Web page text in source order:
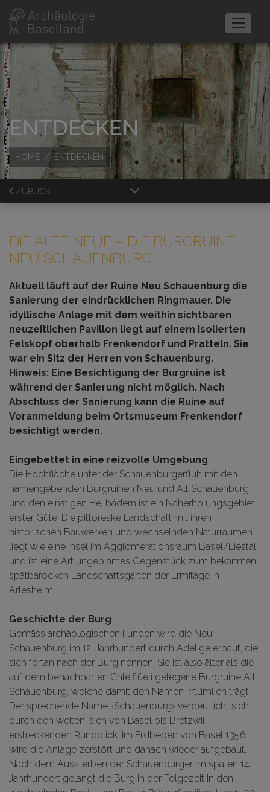
ENTDECKEN
HOME ENTDECKEN
ZURÜCK
DIE ALTE NEUE – DIE BURGRUINE
NEU SCHAUENBURG
Aktuell läuft auf der Ruine Neu Schauenburg die
Sanierung der eindrücklichen Ringmauer. Die
idyllische Anlage mit dem weithin sichtbaren
neuzeitlichen Pavillon liegt auf einem isolierten
Felskopf oberhalb Frenkendorf und Pratteln. Sie
war ein Sitz der Herren von Schauenburg.
Hinweis: Eine Besichtigung der Burgruine ist
während der Sanierung nicht möglich. Nach
Abschluss der Sanierung kann die Ruine auf
Voranmeldung beim Ortsmuseum Frenkendorf
besichtigt werden.
Eingebettet in eine reizvolle Umgebung
Die Hochfläche unter der Schauenburgerfluh mit den
namengebenden Burgruinen Neu und Alt Schauenburg
und den einstigen Heilbädern ist ein Naherholungsgebiet
erster Güte. Die pittoreske Landschaft mit ihren
historischen Bauwerken und wechselnden Naturräumen
liegt wie eine Insel im Agglomerationsraum Basel/Liestal
und ist eine Art ungeplantes Gegenstück zum bekannten
spätbarocken Landschaftsgarten der Ermitage in
Arlesheim.
Geschichte der Burg
Gemäss archäologischen Funden wird die Neu
Schauenburg im 12. Jahrhundert durch Adelige erbaut, die
sich fortan nach der Burg nennen. Sie ist also älter als die
auf dem benachbarten Chleiflüeli gelegene Burgruine Alt
Schauenburg, welche damit den Namen irrtümlich trägt.
Der sprechende Name ‹Schauenburg› verdeutlicht sich
durch den weiten, sich von Basel bis Bretzwil
erstreckenden Rundblick. Im Erdbeben von Basel 1356
wird die Anlage zerstört und danach wieder aufgebaut.
Nach dem Aussterben der Schauenburger im späten 14.
Jahrhundert gelangt die Burg in der Folgezeit in den